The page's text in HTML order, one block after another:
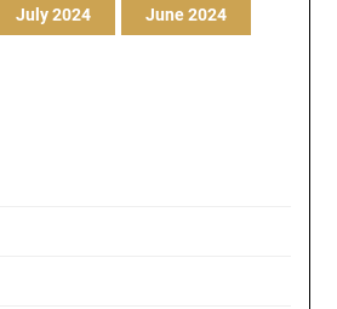
July 2024 June 2024